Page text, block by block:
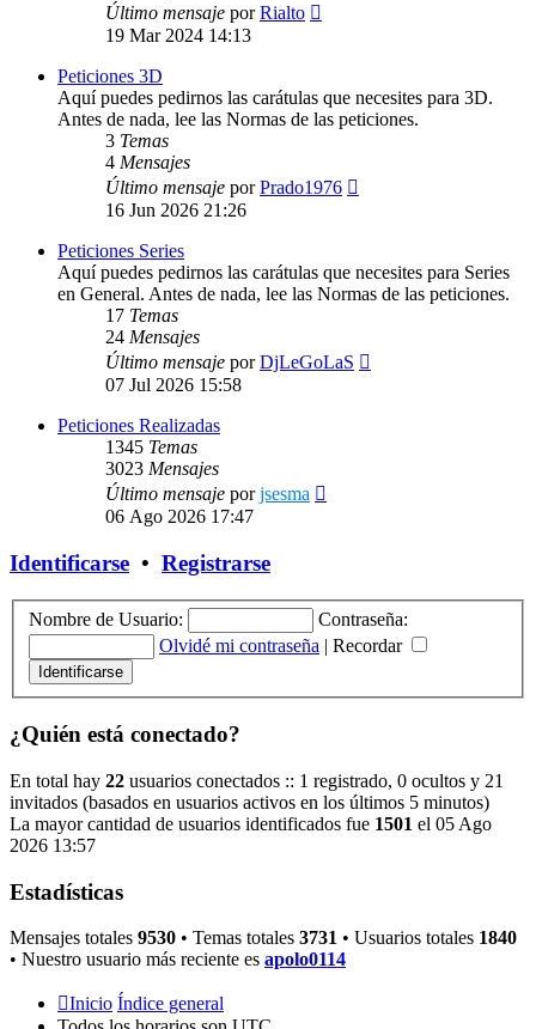
Último mensaje porRialto
19 Mar 2024 14:13
Peticiones 3D
Aquí puedes pedirnos las carátulas que necesites para 3D.
Antes de nada, lee las Normas de las peticiones.
3 Temas
4 Mensajes
Último mensaje porPrado1976
16 Jun 2026 21:26
Peticiones Series
Aquí puedes pedirnos las carátulas que necesites para Series
en General. Antes de nada, lee las Normas de las peticiones.
17 Temas
24 Mensajes
Último mensaje porDjLeGoLaS
07 Jul 2026 15:58
Peticiones Realizadas
1345 Temas
3023 Mensajes
Último mensaje porjsesma
06 Ago 2026 17:47
Identificarse • Registrarse
Nombre de Usuario:
Contraseña:
Olvidé mi contraseña | Recordar
¿Quién está conectado?
En total hay 22 usuarios conectados :: 1 registrado, 0 ocultos y 21
invitados (basados en usuarios activos en los últimos 5 minutos)
La mayor cantidad de usuarios identificados fue 1501 el 05 Ago
2026 13:57
Estadísticas
Mensajes totales 9530 • Temas totales 3731 • Usuarios totales 1840
• Nuestro usuario más reciente es apolo0114
Inicio Índice general